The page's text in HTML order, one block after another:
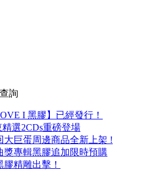
詢
I 黑膠】已經發行！
選2CDs重磅登場
大巨蛋周邊商品全新上架 !
獎專輯黑膠追加限時預購
精雕出擊！